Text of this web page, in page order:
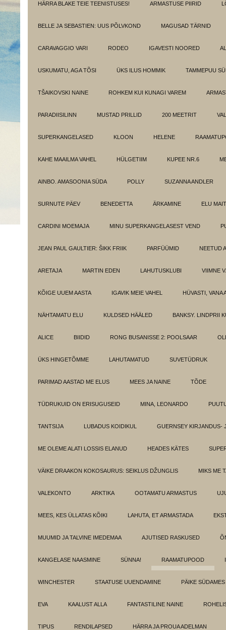
HÄRRA BLAKE TEIE TEENISTUSES! ARMASTUSE PIIRID
BELLE JA SEBASTIEN: UUS PÕLVKOND MAGUSAD TÄRNID
CARAVAGGIO VARI RODEO IGAVESTI NOORED
USKUMATU, AGA TÕSI ÜKS ILUS HOMMIK TAMMEPUU
TŠAIKOVSKI NAINE ROHKEM KUI KUNAGI VAREM
PARADIISILINN MUSTAD PRILLID 200 MEETRIT
SUPERKANGELASED KLOON HELENE
KAHE MAAILMA VAHEL HÜLGETIIM KUPEE NR.6
AINBO. AMASOONIA SÜDA POLLY SUZANNA ANDLER
SURNUTE PÄEV BENEDETTA ÄRKAMINE ELU
CARDINI MOEMAJA MINU SUPERKANGELASEST VEND
JEAN PAUL GAULTIER: ŠIKK FRIIK PARFÜÜMID NEETUD
ARETAJA MARTIN EDEN LAHUTUSKLUBI VIIMNE
KÕIGE UUEM AASTA IGAVIK MEIE VAHEL HÜVASTI, VANA
NÄHTAMATU ELU KULDSED HÄÄLED BANKSY. LINDPRII
ALICE BIIDID RONG BUSANISSE 2: POOLSAAR
ÜKS HINGETÕMME LAHUTAMATUD SUVETÜDRUK
PARIMAD AASTAD ME ELUS MEES JA NAINE TÕDE
TÜDRUKUID ON ERISUGUSEID MINA, LEONARDO
TANTSIJA LUBADUS KOIDIKUL GUERNSEY KIRJANDUS-
ME OLEME ALATI LOSSIS ELANUD HEADES KÄTES
VÄIKE DRAAKON KOKOSAURUS: SEIKLUS DŽUNGLIS MIKS ME
VALEKONTO ARKTIKA OOTAMATU ARMASTUS
MEES, KES ÜLLATAS KÕIKI LAHUTA, ET ARMASTADA
MUUMID JA TALVINE IMEDEMAA AJUTISED RASKUSED
KANGELASE NAASMINE SÜNNA! RAAMATUPOOD
WINCHESTER STAATUSE UUENDAMINE PÄIKE SÜDAMES
EVA KAALUST ALLA FANTASTILINE NAINE
TIPUS RENDILAPSED HÄRRA JA PROUA ADELMAN